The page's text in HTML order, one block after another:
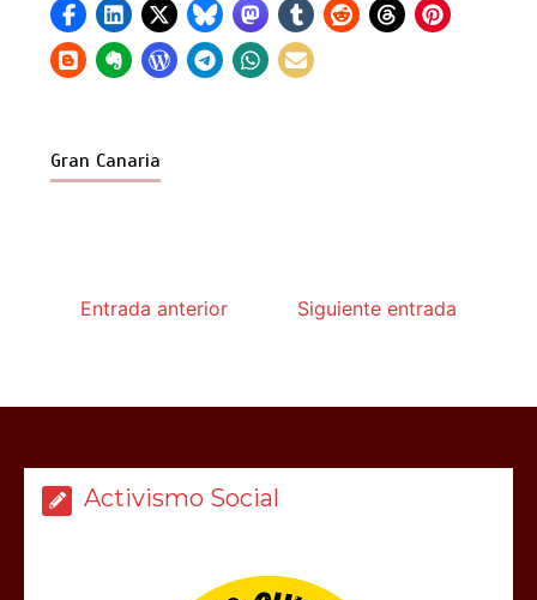
Gran Canaria
Entrada anterior Siguiente entrada
Activismo Social